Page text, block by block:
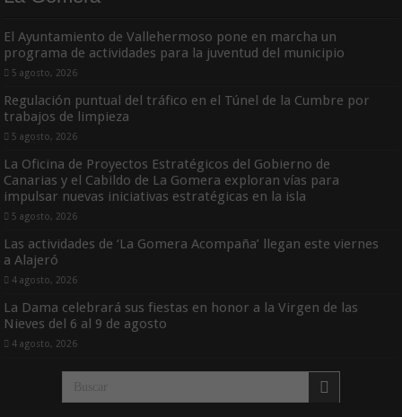
El Ayuntamiento de Vallehermoso pone en marcha un
programa de actividades para la juventud del municipio
5 agosto, 2026
Regulación puntual del tráfico en el Túnel de la Cumbre por
trabajos de limpieza
5 agosto, 2026
La Oficina de Proyectos Estratégicos del Gobierno de
Canarias y el Cabildo de La Gomera exploran vías para
impulsar nuevas iniciativas estratégicas en la isla
5 agosto, 2026
Las actividades de ‘La Gomera Acompaña’ llegan este viernes
a Alajeró
4 agosto, 2026
La Dama celebrará sus fiestas en honor a la Virgen de las
Nieves del 6 al 9 de agosto
4 agosto, 2026